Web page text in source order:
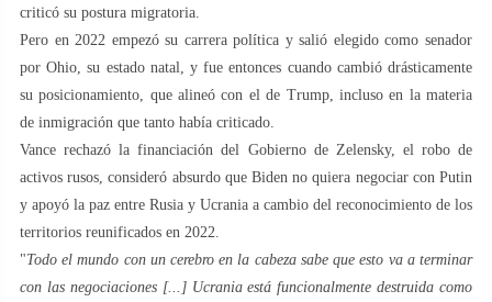
criticó su postura migratoria.
Pero en 2022 empezó su carrera política y salió elegido como senador
por Ohio, su estado natal, y fue entonces cuando cambió drásticamente
su posicionamiento, que alineó con el de Trump, incluso en la materia
de inmigración que tanto había criticado.
Vance rechazó la financiación del Gobierno de Zelensky, el robo de
activos rusos, consideró absurdo que Biden no quiera negociar con Putin
y apoyó la paz entre Rusia y Ucrania a cambio del reconocimiento de los
territorios reunificados en 2022.
"Todo el mundo con un cerebro en la cabeza sabe que esto va a terminar
con las negociaciones [...] Ucrania está funcionalmente destruida como